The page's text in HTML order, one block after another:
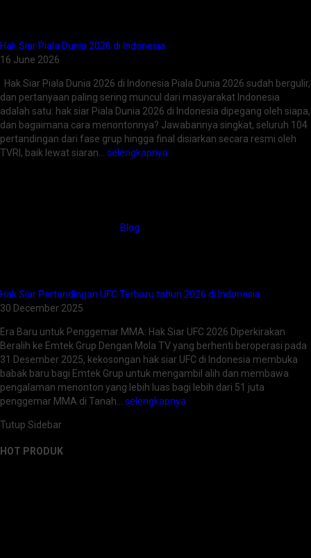
Hak Siar Piala Dunia 2026 di Indonesia
16 June 2026
Hak Siar Piala Dunia 2026 di Indonesia Piala Dunia 2026 sudah bergulir,
dan pertanyaan paling sering muncul dari masyarakat Indonesia
adalah satu: hak siar Piala Dunia 2026 di Indonesia dipegang oleh siapa,
dan bagaimana cara menontonnya? Jawabannya singkat, seluruh 104
pertandingan dari fase grup hingga final disiarkan secara resmi oleh
TVRI, baik lewat siaran… selengkapnya
Blog
Hak Siar Pertandingan UFC Terbaru tahun 2026 di Indonesia
30 December 2025
Era Baru untuk Penggemar MMA: Hak Siar UFC 2026 Diperkirakan
Beralih ke Emtek Grup Dengan Mola TV yang berhenti beroperasi pada
31 Desember 2025, kekosongan hak siar UFC di Indonesia membuka
babak baru bagi Emtek Grup untuk mengambil alih dan membawa
pengalaman menonton yang lebih luas bagi lebih dari 51 juta
penggemar MMA di Tanah… selengkapnya
Tutup Sidebar
HOT PRODUK